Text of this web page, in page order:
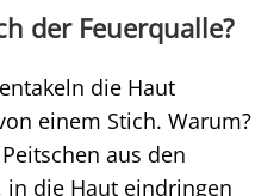
der Feuerqualle?
die Haut
einem Stich. Warum?
aus den
in die Haut eindringen